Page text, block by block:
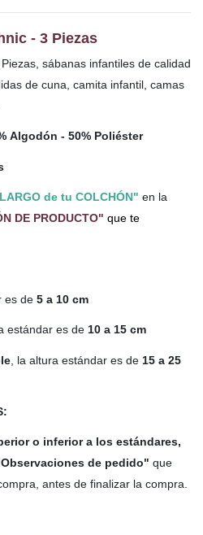
- 3 Piezas
sábanas infantiles de calidad
de cuna, camita infantil, camas
Algodón - 50% Poliéster
de tu COLCHÓN" en la
DE PRODUCTO" que te
es de 5 a 10 cm
estándar es de 10 a 15 cm
, la altura estándar es de 15 a 25
o inferior a los estándares,
de pedido" que
antes de finalizar la compra.